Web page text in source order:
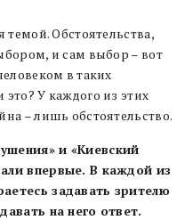
темой. Обстоятельства,
и сам выбор – вот
в таких
У каждого из этих
– лишь обстоятельство.
и «Киевский
впервые. В каждой из
задавать зрителю
на него ответ.